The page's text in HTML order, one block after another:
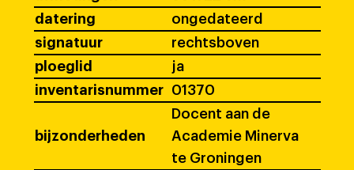
datering
ongedateerd
signatuur
rechtsboven
ploeglid
ja
inventarisnummer
01370
bijzonderheden
Docent aan de
Academie Minerva
te Groningen